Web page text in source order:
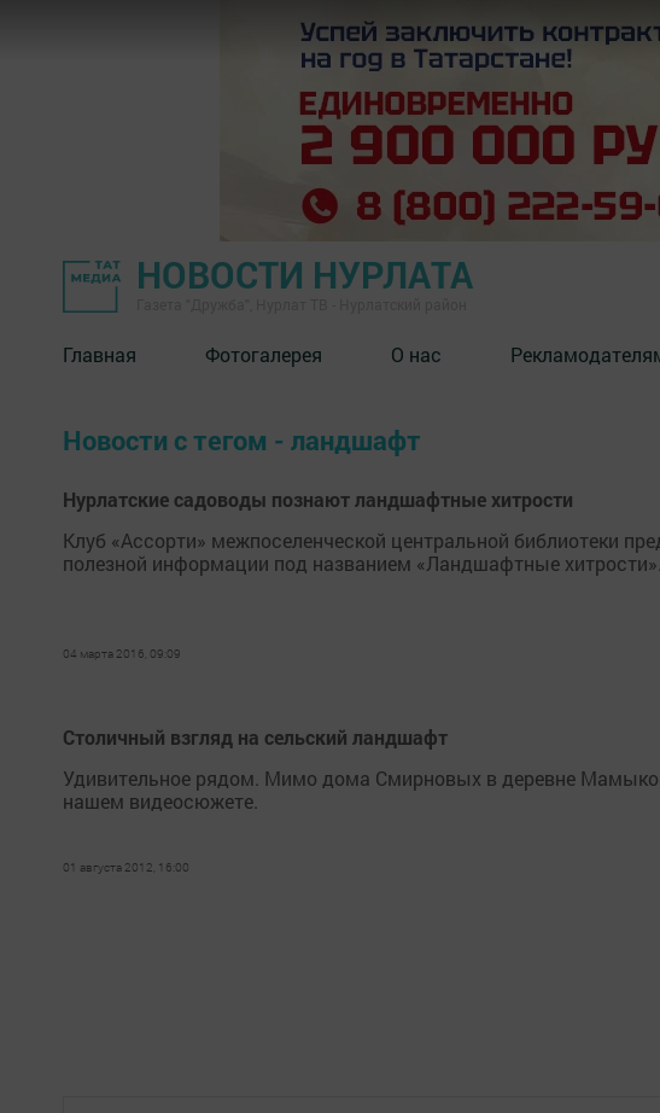
НОВОСТИ НУРЛАТА
Главная Фотогалерея О нас
Новости с тегом - ландшафт
Нурлатские садоводы познают ландшафтные хитрости
Клуб «Ассорти» межпоселенческой центральной библиотеки
полезной информации под названием «Ландшафтные хитрости».
04 марта 2016, 09:09
Столичный взгляд на сельский ландшафт
Удивительное рядом. Мимо дома Смирновых в деревне
нашем видеосюжете.
01 августа 2012, 16:00